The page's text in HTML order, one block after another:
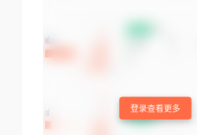
登录查看更多